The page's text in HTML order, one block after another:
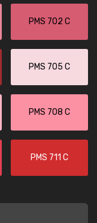
PMS 702 C
PMS 705 C
PMS 708 C
PMS 711 C